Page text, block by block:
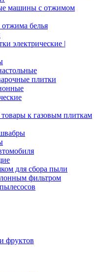
машины с отжимом
белья
электрические |
плитки
к газовым плиткам
для сбора пыли
фильтром
фруктов